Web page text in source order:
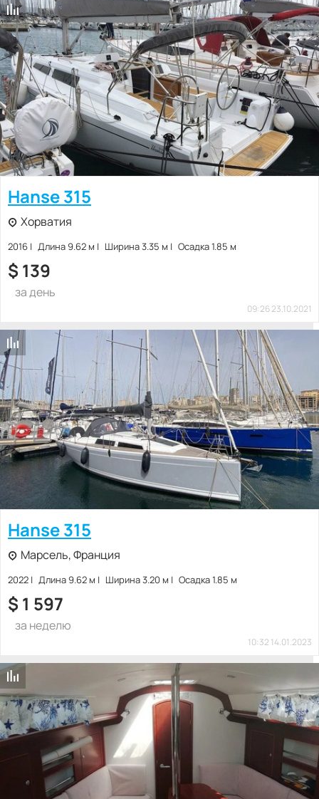
Hanse 315
Хорватия
2016 Длина 9.62 м Ширина 3.35 м Осадка 1.85 м
$ 139
за день
09:26 23.10.2021
Hanse 315
Марсель, Франция
2022 Длина 9.62 м Ширина 3.20 м Осадка 1.85 м
$ 1 597
за неделю
10:32 14.01.2023